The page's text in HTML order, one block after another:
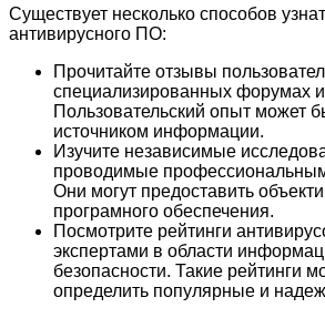
Существует несколько способов
антивирусного ПО:
Прочитайте отзывы
специализированных форумах и
Пользовательский опыт может
источником информации.
Изучите независимые
проводимые
Они могут предоставить
програмного обеспечения.
Посмотрите рейтинги
экспертами в области
безопасности. Такие рейтинги
определить популярные и